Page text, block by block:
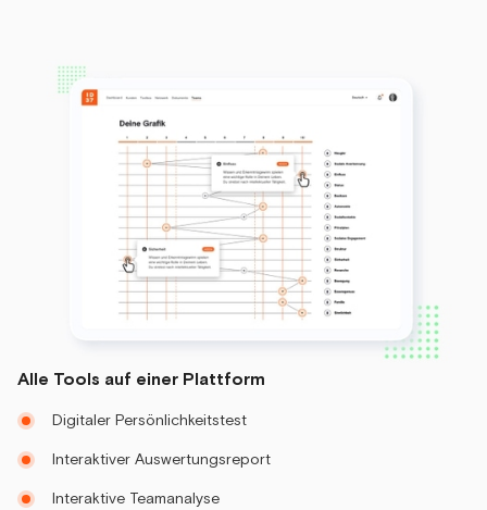
Alle Tools auf einer Plattform
Digitaler Persönlichkeitstest
Interaktiver Auswertungsreport
Interaktive Teamanalyse